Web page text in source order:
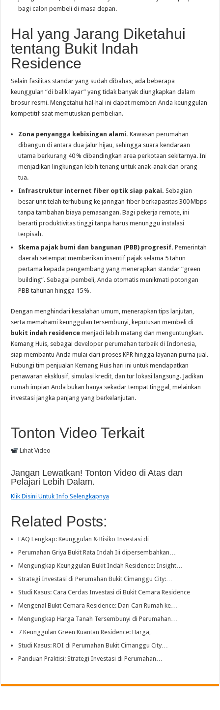
bagi calon pembeli di masa depan.
Hal yang Jarang Diketahui
tentang Bukit Indah
Residence
Selain fasilitas standar yang sudah dibahas, ada beberapa
keunggulan “di balik layar” yang tidak banyak diungkapkan dalam
brosur resmi. Mengetahui hal‑hal ini dapat memberi Anda keunggulan
kompetitif saat memutuskan pembelian.
Zona penyangga kebisingan alami. Kawasan perumahan
dibangun di antara dua jalur hijau, sehingga suara kendaraan
utama berkurang 40 % dibandingkan area perkotaan sekitarnya. Ini
menjadikan lingkungan lebih tenang untuk anak-anak dan orang
tua.
Infrastruktur internet fiber optik siap pakai. Sebagian
besar unit telah terhubung ke jaringan fiber berkapasitas 300 Mbps
tanpa tambahan biaya pemasangan. Bagi pekerja remote, ini
berarti produktivitas tinggi tanpa harus menunggu instalasi
terpisah.
Skema pajak bumi dan bangunan (PBB) progresif. Pemerintah
daerah setempat memberikan insentif pajak selama 5 tahun
pertama kepada pengembang yang menerapkan standar “green
building”. Sebagai pembeli, Anda otomatis menikmati potongan
PBB tahunan hingga 15 %.
Dengan menghindari kesalahan umum, menerapkan tips lanjutan,
serta memahami keunggulan tersembunyi, keputusan membeli di
bukit indah residence menjadi lebih matang dan menguntungkan.
Kemang Huis, sebagaideveloper perumahan terbaik di Indonesia
siap membantu Anda mulai dari proses KPR hingga layanan purna jual.
Hubungi tim penjualan Kemang Huis hari ini untuk mendapatkan
penawaran eksklusif, simulasi kredit, dan tur lokasi langsung. Jadikan
rumah impian Anda bukan hanya sekadar tempat tinggal, melainkan
investasi jangka panjang yang berkelanjutan.
Tonton Video Terkait
Lihat Video
Jangan Lewatkan! Tonton Video di Atas dan
Pelajari Lebih Dalam.
Klik Disini Untuk Info Selengkapnya
Related Posts:
FAQ Lengkap: Keunggulan & Risiko Investasi di…
Perumahan Griya Bukit Rata Indah Iii dipersembahkan…
Mengungkap Keunggulan Bukit Indah Residence: Insight…
Strategi Investasi di Perumahan Bukit Cimanggu City:…
Studi Kasus: Cara Cerdas Investasi di Bukit Cemara Residence
Mengenal Bukit Cemara Residence: Dari Cari Rumah ke…
Mengungkap Harga Tanah Tersembunyi di Perumahan…
7 Keunggulan Green Kuantan Residence: Harga,…
Studi Kasus: ROI di Perumahan Bukit Cimanggu City…
Panduan Praktisi: Strategi Investasi di Perumahan…